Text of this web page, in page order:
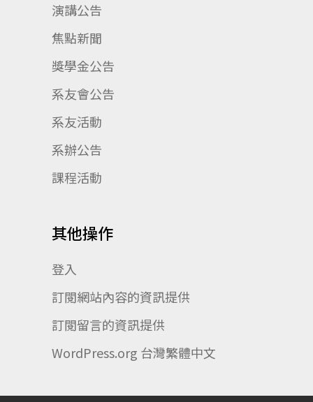
演講公告
焦點新聞
獎學金公告
系友會公告
系友活動
系辦公告
課程活動
其他操作
登入
訂閱網站內容的資訊提供
訂閱留言的資訊提供
WordPress.org 台灣繁體中文